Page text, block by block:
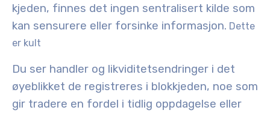
kjeden, finnes det ingen sentralisert kilde som
kan sensurere eller forsinke informasjon. Dette
er kult
Du ser handler og likviditetsendringer i det
øyeblikket de registreres i blokkjeden, noe som
gir tradere en fordel i tidlig oppdagelse eller